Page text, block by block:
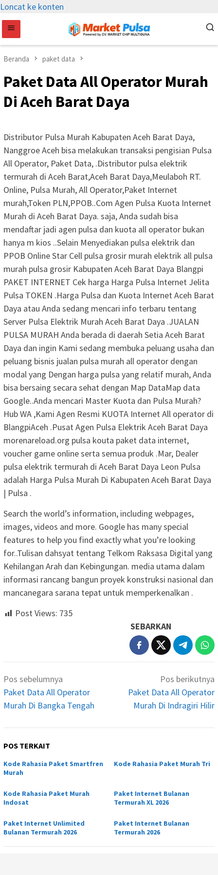
Loncat ke konten
Beranda paket data
Paket Data All Operator Murah
Di Aceh Barat Daya
Distributor Pulsa Murah Kabupaten Aceh Barat Daya,
Nanggroe Aceh bisa melakukan transaksi pengisian Pulsa
All Operator, Paket Data, .Distributor pulsa elektrik
termurah di Aceh Barat,Aceh Barat Daya,Meulaboh RT.
Online, Pulsa Murah, All Operator,Paket Internet
murah,Token PLN,PPOB..Com Agen Pulsa Kuota Internet
Murah di Aceh Barat Daya. saja, Anda sudah bisa
mendaftar jadi agen pulsa dan kuota all operator bukan
hanya m kios ..Selain Menyediakan pulsa elektrik dan
PPOB Online Star Cell pulsa grosir murah elektrik all pulsa
murah pulsa grosir Kabupaten Aceh Barat Daya Blangpi
PAKET INTERNET Cek harga Harga Pulsa Internet Jelita
Pulsa TOKEN .Harga Pulsa dan Kuota Internet Aceh Barat
Daya atau Anda sedang mencari info terbaru tentang
Server Pulsa Elektrik Murah Aceh Barat Daya .JUALAN
PULSA MURAH Anda berada di daerah Setia Aceh Barat
Daya dan ingin Kami sedang membuka peluang usaha dan
peluang bisnis jualan pulsa murah all operator dengan
modal yang Dengan harga pulsa yang relatif murah, Anda
bisa bersaing secara sehat dengan Map DataMap data
Google..Anda mencari Master Kuota dan Pulsa Murah?
Hub WA ,Kami Agen Resmi KUOTA Internet All operator di
BlangpiAceh .Pusat Agen Pulsa Elektrik Aceh Barat Daya
morenareload.org pulsa kouta paket data internet,
voucher game online serta semua produk .Mar, Dealer
pulsa elektrik termurah di Aceh Barat Daya Leon Pulsa
adalah Harga Pulsa Murah Di Kabupaten Aceh Barat Daya
| Pulsa .
Search the world’s information, including webpages,
images, videos and more. Google has many special
features to help you find exactly what you’re looking
for..Tulisan dahsyat tentang Telkom Raksasa Digital yang
Kehilangan Arah dan Kebingungan. media utama dalam
informasi rancang bangun proyek konstruksi nasional dan
mancanegara sarana tepat untuk memperkenalkan .
Post Views: 735
SEBARKAN
Navigasi
pos
Pos sebelumnya
Paket Data All Operator
Murah Di Bangka Tengah
Pos berikutnya
Paket Data All Operator
Murah Di Indragiri Hilir
POS TERKAIT
Kode Rahasia Paket Smartfren
Murah
Kode Rahasia Paket Murah Tri
Kode Rahasia Paket Murah
Indosat
Paket Internet Bulanan
Termurah XL 2026
Paket Internet Unlimited
Bulanan Termurah 2026
Paket Internet Bulanan
Termurah 2026